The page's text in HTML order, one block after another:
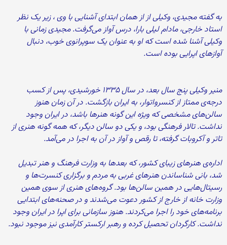
به گفته مجیدی، وکیلی از از همان ابتدای آشنایی با وی ، زیر یک نظر
استاد خارجی، مادام لیلی بارا، درس آواز می‌گرفت. مجیدی زمانی با
وکیلی آشنا شده است که او به عنوان یک سوپرانوی خوب، دنبال
آوازهای اپرایی بوده است.
منیر وکیلی پنج سال بعد، در سال ۱۳۳۵ خورشیدی، پس از کسب
درجه‌ی ممتاز از کنسرواتوار، به ایران بازگشت. در آن زمان هنوز
سالن‌های مشخصی که ویژه این گونه هنرها باشد، در ایران وجود
نداشت. تالار فرهنگی بود، و یکی دو سالن دیگر، که همه گونه هنری از
تاتر و آکروبات گرفته، تا رقص و آواز در آن به اجرا در می‌آمد.
اداره‌ی هنرهای زیبای کشور، که بعدها به وزارت فرهنگ و هنر تبدیل
شد، بانی شناساندن هنرهای غربی به مردم و برگزاری کنسرت‌ها و
رسیتال‌هایی در همین سالن‌ها بود. گروه‌های هنری از سوی همین
وزارت خانه از خارج از کشور دعوت می‌شدند و در صحنه‌های ابتدایی
برنامه‌های خود را اجرا می‌کردند. هنوز سازمانی برای اپرا در ایران وجود
نداشت. کارگردان تحصیل کرده و رهبر ارکستر کارآمدی نیز موجود نبود.